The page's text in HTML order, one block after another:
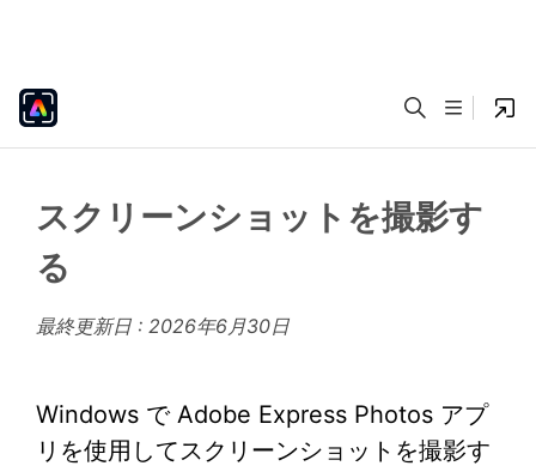
スクリーンショットを撮影す
る
最終更新日 : 2026年6月30日
Windows で Adobe Express Photos アプ
リを使用してスクリーンショットを撮影す